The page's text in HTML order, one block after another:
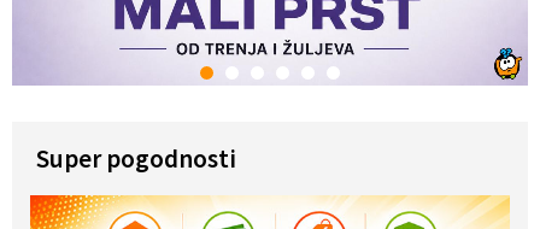
1 6
Super pogodnosti